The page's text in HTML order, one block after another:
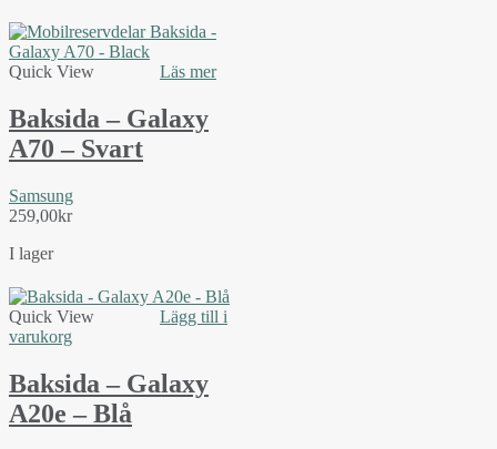
Quick View Läs mer
Baksida – Galaxy
A70 – Svart
Samsung
259,00kr
I lager
Quick View
Lägg till i
varukorg
Baksida – Galaxy
A20e – Blå